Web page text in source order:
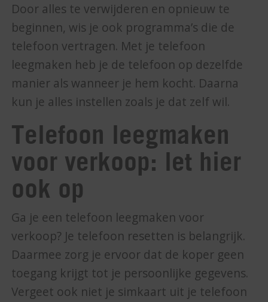
Door alles te verwijderen en opnieuw te
beginnen, wis je ook programma’s die de
telefoon vertragen. Met je telefoon
leegmaken heb je de telefoon op dezelfde
manier als wanneer je hem kocht. Daarna
kun je alles instellen zoals je dat zelf wil.
Telefoon leegmaken
voor verkoop: let hier
ook op
Ga je een telefoon leegmaken voor
verkoop? Je telefoon resetten is belangrijk.
Daarmee zorg je ervoor dat de koper geen
toegang krijgt tot je persoonlijke gegevens.
Vergeet ook niet je simkaart uit je telefoon